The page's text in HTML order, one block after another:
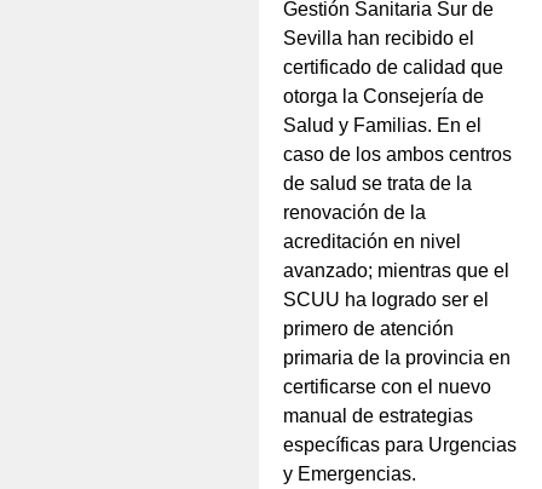
Gestión Sanitaria Sur de
Sevilla han recibido el
certificado de calidad que
otorga la Consejería de
Salud y Familias. En el
caso de los ambos centros
de salud se trata de la
renovación de la
acreditación en nivel
avanzado; mientras que el
SCUU ha logrado ser el
primero de atención
primaria de la provincia en
certificarse con el nuevo
manual de estrategias
específicas para Urgencias
y Emergencias.